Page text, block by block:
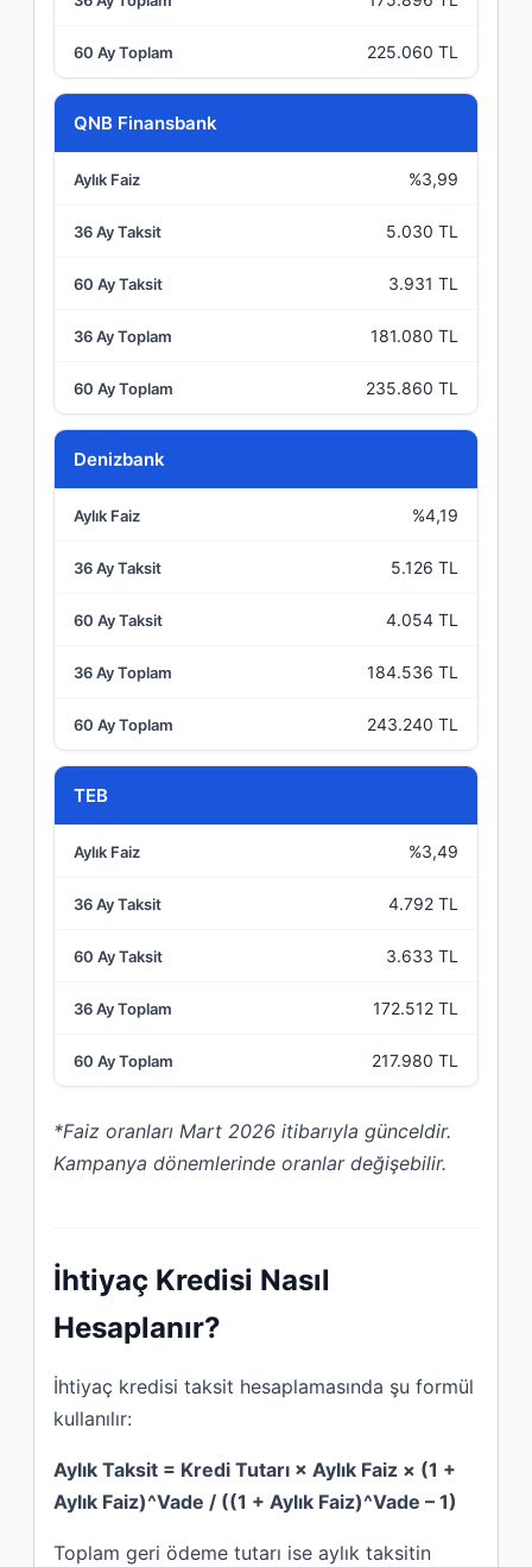
225.060 TL
QNB Finansbank
%3,99
5.030 TL
3.931 TL
181.080 TL
235.860 TL
Denizbank
%4,19
5.126 TL
4.054 TL
184.536 TL
243.240 TL
TEB
%3,49
4.792 TL
3.633 TL
172.512 TL
217.980 TL
*Faiz oranları Mart 2026 itibarıyla günceldir.
Kampanya dönemlerinde oranlar değişebilir.
İhtiyaç Kredisi Nasıl
Hesaplanır?
İhtiyaç kredisi taksit hesaplamasında şu formül
kullanılır:
Aylık Taksit = Kredi Tutarı × Aylık Faiz × (1 +
Aylık Faiz)^Vade / ((1 + Aylık Faiz)^Vade – 1)
Toplam geri ödeme tutarı ise aylık taksitin